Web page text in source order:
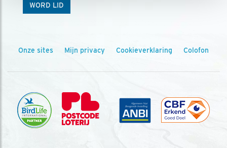
WORD LID
Onze sites Mijn privacy Cookieverklaring Colofon